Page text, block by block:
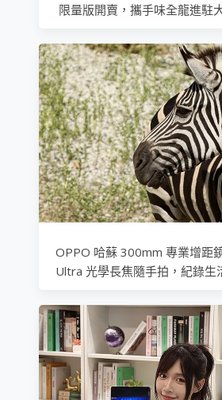
限量版開賣，攜手味全龍進駐
OPPO 哈蘇 300mm 專業增距
Ultra 光學長焦隨手拍，紀錄生